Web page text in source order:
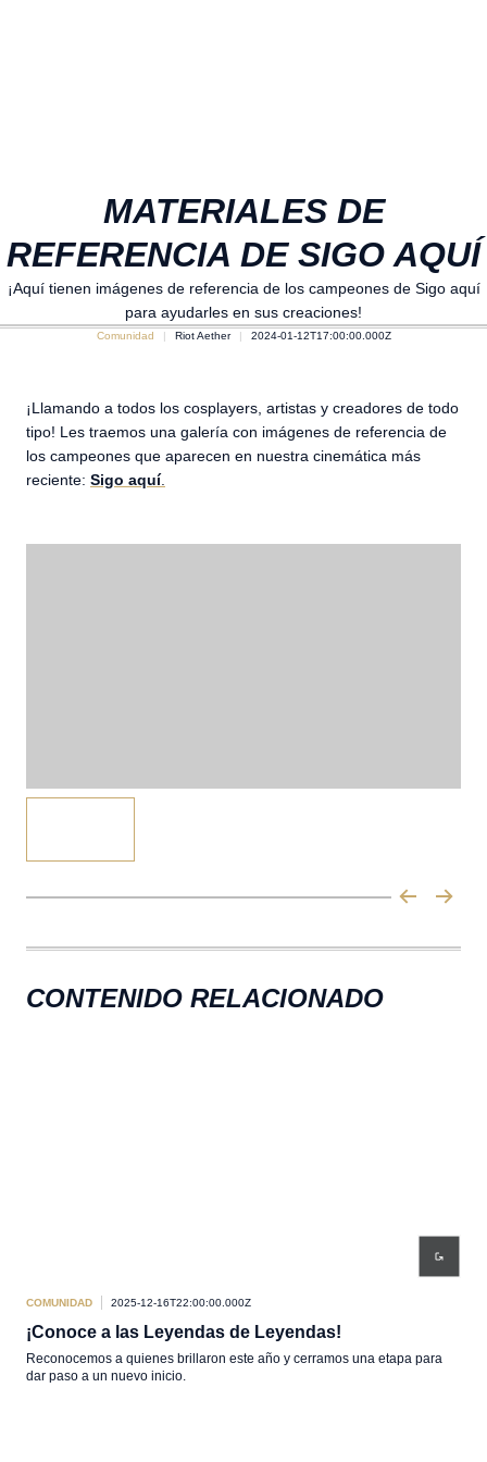
MATERIALES DE
REFERENCIA DE SIGO AQUÍ
¡Aquí tienen imágenes de referencia de los campeones de Sigo aquí
para ayudarles en sus creaciones!
Comunidad Riot Aether 2024-01-12T17:00:00.000Z
¡Llamando a todos los cosplayers, artistas y creadores de todo
tipo! Les traemos una galería con imágenes de referencia de
los campeones que aparecen en nuestra cinemática más
reciente: Sigo aquí.
CONTENIDO RELACIONADO
COMUNIDAD 2025-12-16T22:00:00.000Z
¡Conoce a las Leyendas de Leyendas!
Reconocemos a quienes brillaron este año y cerramos una etapa para
dar paso a un nuevo inicio.